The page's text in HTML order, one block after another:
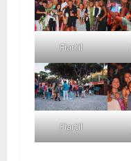
Fiartil
Fiartil